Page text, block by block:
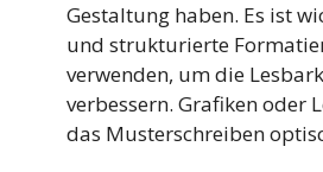
Gestaltung haben. Es ist
und strukturierte
verwenden, um die
verbessern. Grafiken oder
das Musterschreiben